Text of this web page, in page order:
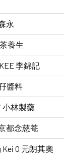
永
養生
李錦記
醬料
小林製藥
都念慈菴
Kei O 元朗其奧